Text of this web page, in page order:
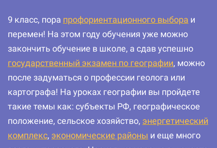
9 класс, пора профориентационного выбора и
перемен! На этом году обучения уже можно
закончить обучение в школе, а сдав успешно
государственный экзамен по географии, можно
после задуматься о профессии геолога или
картографа! На уроках географии вы пройдете
такие темы как: субъекты РФ, географическое
положение, сельское хозяйство, энергетический
комплекс, экономические районы и еще много